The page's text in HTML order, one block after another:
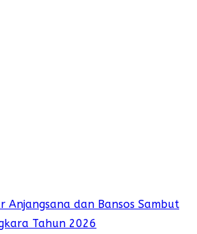
Anjangsana dan Bansos Sambut
Tahun 2026